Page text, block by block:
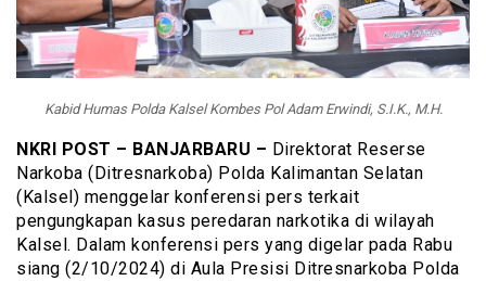
Kabid Humas Polda Kalsel Kombes Pol Adam Erwindi, S.I.K., M.H.
NKRI POST – BANJARBARU – Direktorat Reserse
Narkoba (Ditresnarkoba) Polda Kalimantan Selatan
(Kalsel) menggelar konferensi pers terkait
pengungkapan kasus peredaran narkotika di wilayah
Kalsel. Dalam konferensi pers yang digelar pada Rabu
siang (2/10/2024) di Aula Presisi Ditresnarkoba Polda